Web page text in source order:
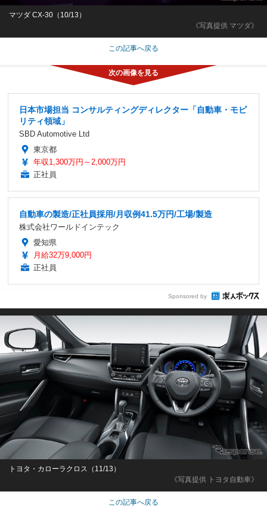
《写真提供 マツダ》
マツダ CX-30（10/13）
この記事へ戻る
日本市場担当 コンサルティングディレクター「自動車・モビ
リティ領域」
SBD Automotive Ltd
東京都
年収1,300万円～2,000万円
正社員
自動車の製造/正社員採用/月収例41.5万円/工場/製造
株式会社ワールドインテック
愛知県
月給32万9,000円
正社員
Sponsored by
《写真提供 トヨタ自動車》
トヨタ・カローラクロス（11/13）
この記事へ戻る